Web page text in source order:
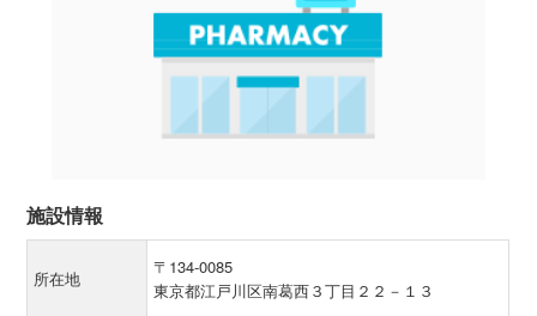
施設情報
所在地
〒134-0085
東京都江戸川区南葛西３丁目２２－１３